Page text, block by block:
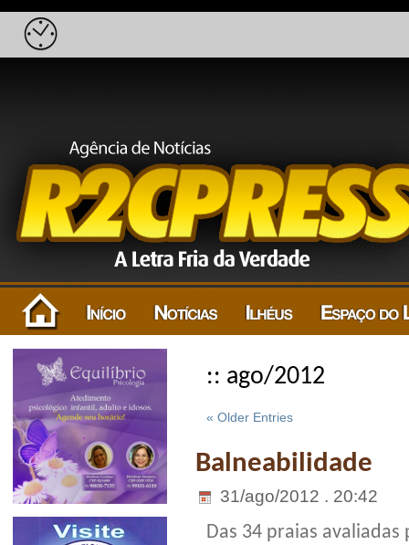
:: ago/2012
« Older Entries
Balneabilidade
31/ago/2012 . 20:42
Das 34 praias